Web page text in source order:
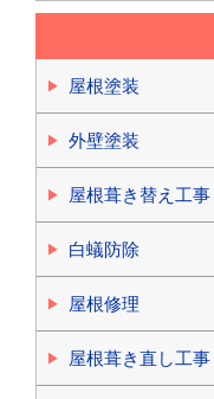
屋根塗装
外壁塗装
屋根葺き替え工事
白蟻防除
屋根修理
屋根葺き直し工事